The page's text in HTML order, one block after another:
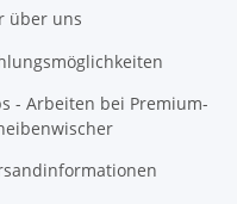
über uns
- Arbeiten bei Premium-